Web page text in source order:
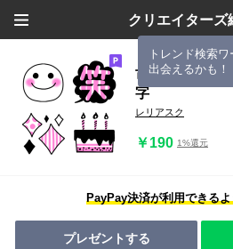
クリエイターズ
トレンド検索
出会えるかも！
可愛いスマイ
字
レリアスク
￥190 1%還元
PayPay決済が利用できる
プレゼントする